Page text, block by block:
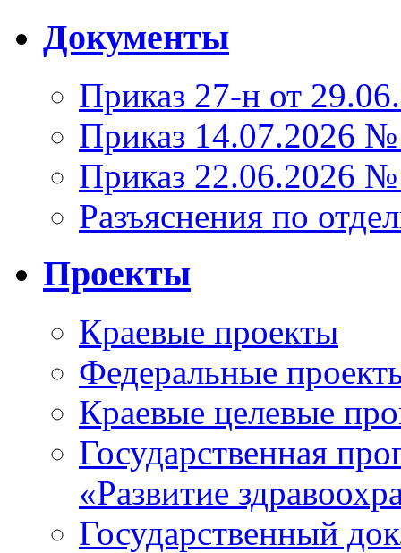
Документы
Приказ 27-н от
Приказ 14.07.2026
Приказ 22.06.2026
Разъяснения по
Проекты
Краевые проекты
Федеральные
Краевые целевые
Государственная
«Развитие
Государственный